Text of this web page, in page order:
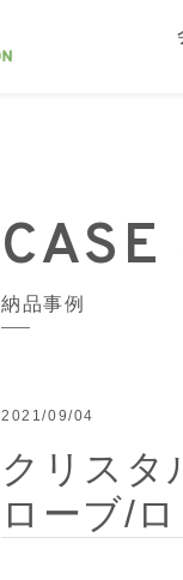
CASE
納品事例
2021/09/04
クリス
ローブ/